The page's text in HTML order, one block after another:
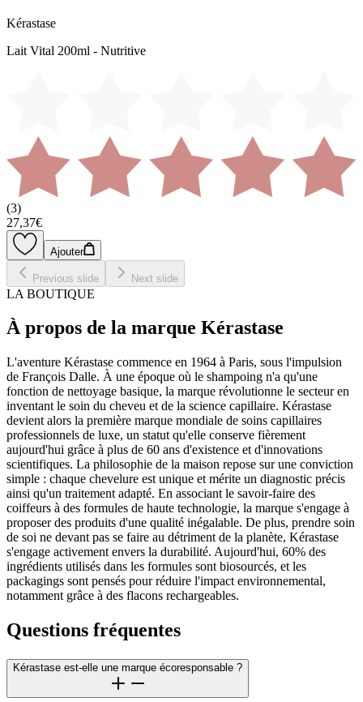
Kérastase
Lait Vital 200ml - Nutritive
(3)
27,37€
Ajouter
Previous slide Next slide
LA BOUTIQUE
À propos de la marque Kérastase
L'aventure Kérastase commence en 1964 à Paris, sous l'impulsion
de François Dalle. À une époque où le shampoing n'a qu'une
fonction de nettoyage basique, la marque révolutionne le secteur en
inventant le soin du cheveu et de la science capillaire. Kérastase
devient alors la première marque mondiale de soins capillaires
professionnels de luxe, un statut qu'elle conserve fièrement
aujourd'hui grâce à plus de 60 ans d'existence et d'innovations
scientifiques. La philosophie de la maison repose sur une conviction
simple : chaque chevelure est unique et mérite un diagnostic précis
ainsi qu'un traitement adapté. En associant le savoir-faire des
coiffeurs à des formules de haute technologie, la marque s'engage à
proposer des produits d'une qualité inégalable. De plus, prendre soin
de soi ne devant pas se faire au détriment de la planète, Kérastase
s'engage activement envers la durabilité. Aujourd'hui, 60% des
ingrédients utilisés dans les formules sont biosourcés, et les
packagings sont pensés pour réduire l'impact environnemental,
notamment grâce à des flacons rechargeables.
Questions fréquentes
Kérastase est-elle une marque écoresponsable ?